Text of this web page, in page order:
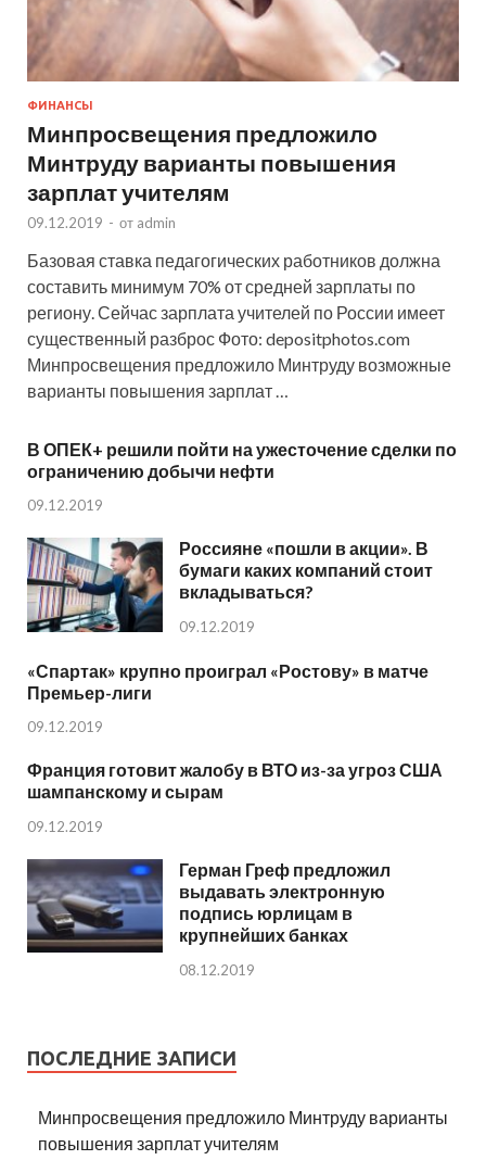
ФИНАНСЫ
Минпросвещения предложило
Минтруду варианты повышения
зарплат учителям
09.12.2019 - от admin
Базовая ставка педагогических работников должна
составить минимум 70% от средней зарплаты по
региону. Сейчас зарплата учителей по России имеет
существенный разброс Фото: depositphotos.com
Минпросвещения предложило Минтруду возможные
варианты повышения зарплат …
В ОПЕК+ решили пойти на ужесточение сделки по
ограничению добычи нефти
09.12.2019
Россияне «пошли в акции». В
бумаги каких компаний стоит
вкладываться?
09.12.2019
«Спартак» крупно проиграл «Ростову» в матче
Премьер-лиги
09.12.2019
Франция готовит жалобу в ВТО из-за угроз США
шампанскому и сырам
09.12.2019
Герман Греф предложил
выдавать электронную
подпись юрлицам в
крупнейших банках
08.12.2019
ПОСЛЕДНИЕ ЗАПИСИ
Минпросвещения предложило Минтруду варианты
повышения зарплат учителям